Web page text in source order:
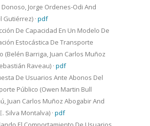
Jorge Ordenes-Odi And
Gutiérrez) · pdf
De Capacidad En Un Modelo De
Estocástica De Transporte
(Belén Barriga, Juan Carlos Muñoz
Raveau) · pdf
De Usuarios Ante Abonos Del
Público (Owen Martin Bull
Juan Carlos Muñoz Abogabir And
Silva Montalva) · pdf